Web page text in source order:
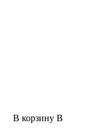
В корзину В